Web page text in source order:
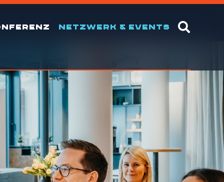
NETZWERK & EVENTS